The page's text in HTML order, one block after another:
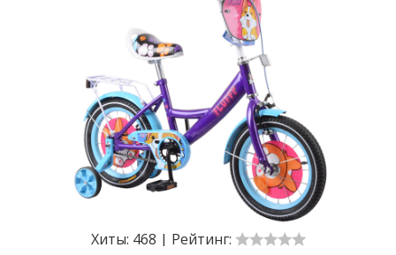
Хиты: 468 | Рейтинг: